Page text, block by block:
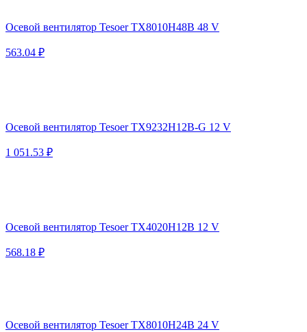
Осевой вентилятор Tesoer TX8010H48B 48 V
563.04 ₽
Осевой вентилятор Tesoer TX9232H12B-G 12 V
1 051.53 ₽
Осевой вентилятор Tesoer TX4020H12B 12 V
568.18 ₽
Осевой вентилятор Tesoer TX8010H24B 24 V